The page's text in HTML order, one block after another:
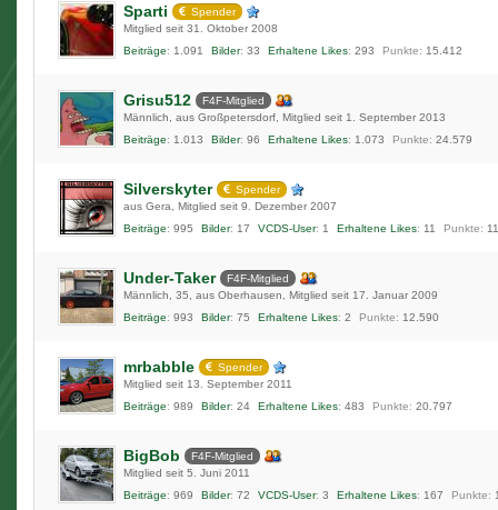
Sparti
Spender
Mitglied seit 31. Oktober 2008
Beiträge
1.091 Bilder 33 Erhaltene Likes 293 Punkte 15.412
Grisu512
F4F-Mitglied
Männlich
aus Großpetersdorf Mitglied seit 1. September 2013
Beiträge
1.013 Bilder 96 Erhaltene Likes 1.073 Punkte 24.579
Silverskyter
Spender
aus Gera
Mitglied seit 9. Dezember 2007
Beiträge
995 Bilder 17 VCDS-User 1 Erhaltene Likes 11 Punkte
Under-Taker
F4F-Mitglied
Männlich
35 aus Oberhausen
Mitglied seit 17. Januar 2009
Beiträge
993 Bilder 75 Erhaltene Likes 2 Punkte 12.590
mrbabble
Spender
Mitglied seit 13. September 2011
Beiträge
989 Bilder 24 Erhaltene Likes 483 Punkte 20.797
BigBob
F4F-Mitglied
Mitglied seit 5. Juni 2011
Beiträge
969 Bilder 72 VCDS-User 3 Erhaltene Likes 167 Punkte